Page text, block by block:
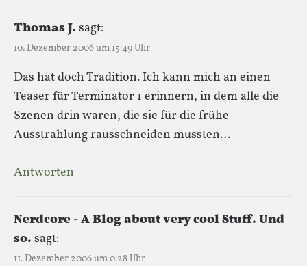
Thomas J. sagt:
10. Dezember 2006 um 15:49 Uhr
Das hat doch Tradition. Ich kann mich an einen
Teaser für Terminator 1 erinnern, in dem alle die
Szenen drin waren, die sie für die frühe
Ausstrahlung rausschneiden mussten…
Antworten
Nerdcore - A Blog about very cool Stuff. Und
so. sagt:
11. Dezember 2006 um 0:28 Uhr